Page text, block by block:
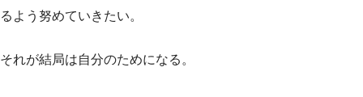
るよう努めていきたい。
それが結局は自分のためになる。